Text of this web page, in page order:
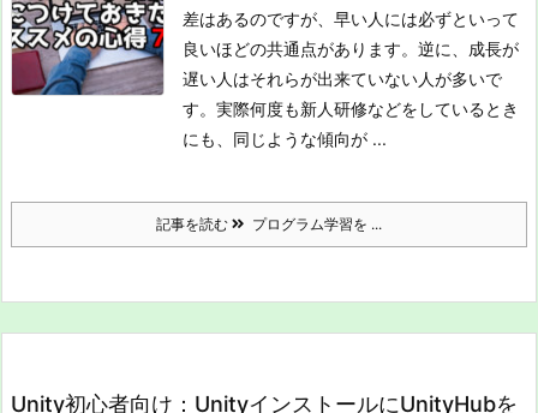
差はあるのですが、早い人には必ずといって
良いほどの共通点があります。逆に、成長が
遅い人はそれらが出来ていない人が多いで
す。 実際何度も新人研修などをしているとき
にも、同じような傾向が ...
記事を読む プログラム学習を ...
Unity初心者向け：UnityインストールにUnityHubを